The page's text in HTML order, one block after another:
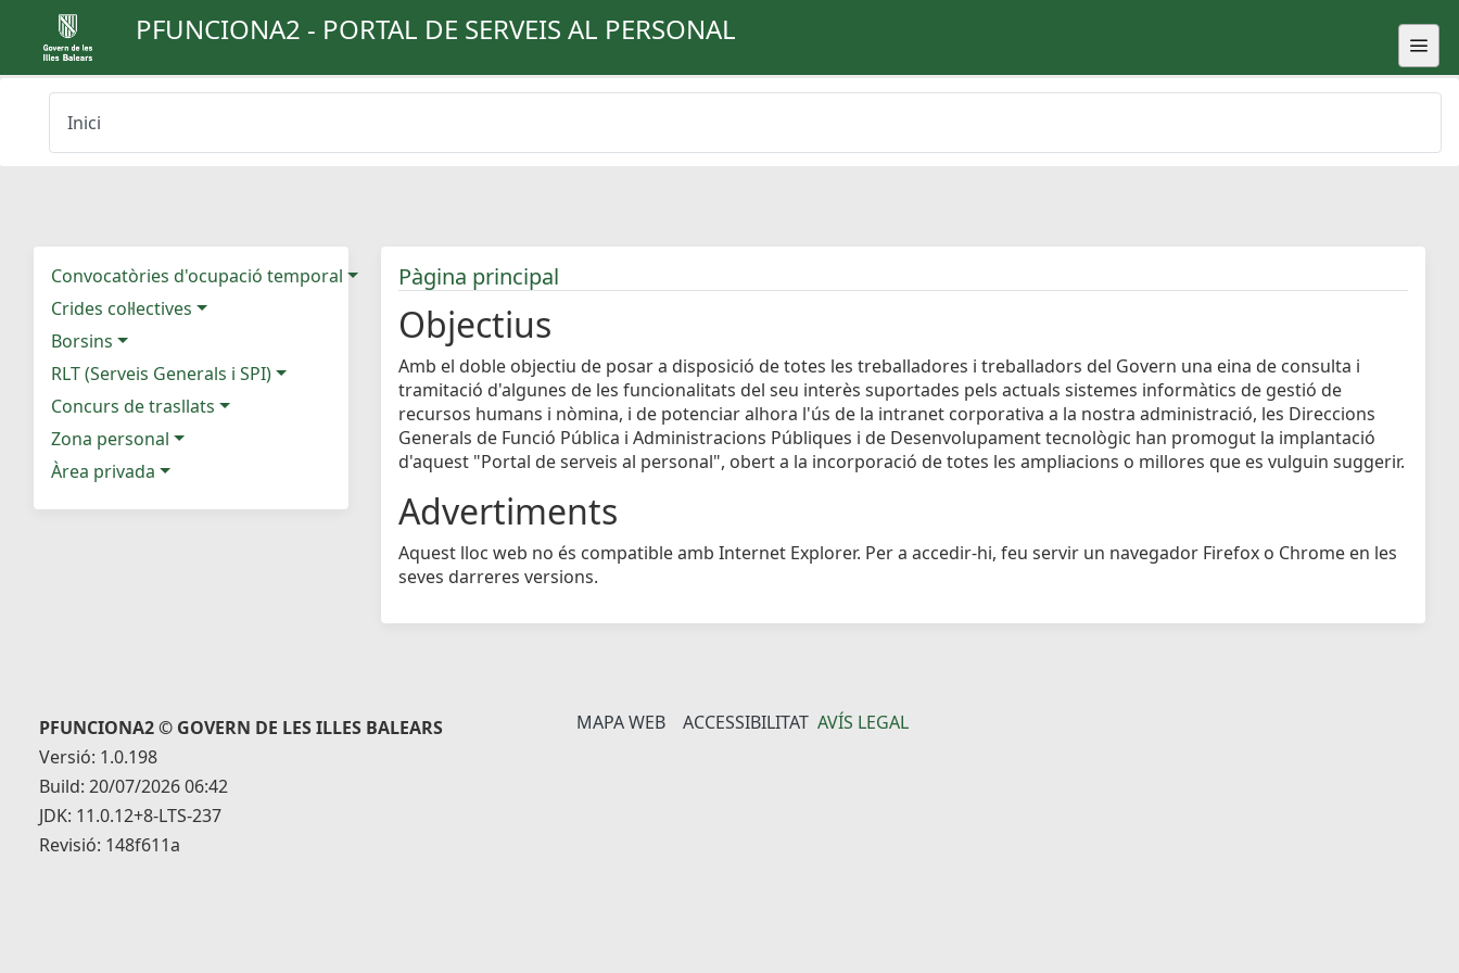
PFUNCIONA2 - PORTAL DE SERVEIS AL PERSONAL
Inici
Convocatòries d'ocupació temporal
Crides col·lectives
Borsins
RLT (Serveis Generals i SPI)
Concurs de trasllats
Zona personal
Àrea privada
Pàgina principal
Objectius
Amb el doble objectiu de posar a disposició de totes les treballadores i treballadors del Govern una eina de consulta i
tramitació d'algunes de les funcionalitats del seu interès suportades pels actuals sistemes informàtics de gestió de
recursos humans i nòmina, i de potenciar alhora l'ús de la intranet corporativa a la nostra administració, les Direccions
Generals de Funció Pública i Administracions Públiques i de Desenvolupament tecnològic han promogut la implantació
d'aquest "Portal de serveis al personal", obert a la incorporació de totes les ampliacions o millores que es vulguin suggerir.
Advertiments
Aquest lloc web no és compatible amb Internet Explorer. Per a accedir-hi, feu servir un navegador Firefox o Chrome en les
seves darreres versions.
PFUNCIONA2 © GOVERN DE LES ILLES BALEARS
Versió: 1.0.198
Build: 20/07/2026 06:42
JDK: 11.0.12+8-LTS-237
Revisió: 148f611a
MAPA WEB ACCESSIBILITAT AVÍS LEGAL